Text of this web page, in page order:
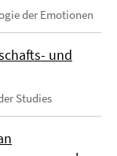
der Emotionen
und
Studies